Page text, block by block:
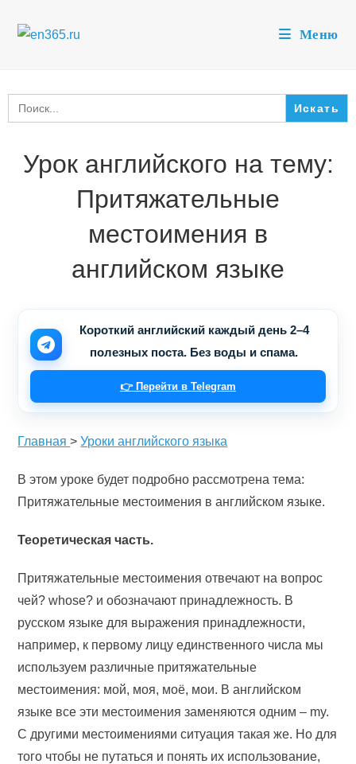
Меню
Search
for:
Урок английского на тему:
Притяжательные
местоимения в
английском языке
Короткий английский каждый день 2–4
полезных поста. Без воды и спама.
👉 Перейти в Telegram
Главная>Уроки английского языка
В этом уроке будет подробно рассмотрена тема:
Притяжательные местоимения в английском языке.
Теоретическая часть.
Притяжательные местоимения отвечают на вопрос
чей? whose? и обозначают принадлежность. В
русском языке для выражения принадлежности,
например, к первому лицу единственного числа мы
используем различные притяжательные
местоимения: мой, моя, моё, мои. В английском
языке все эти местоимения заменяются одним – my.
С другими местоимениями ситуация такая же. Но для
того чтобы не путаться и понять их использование,